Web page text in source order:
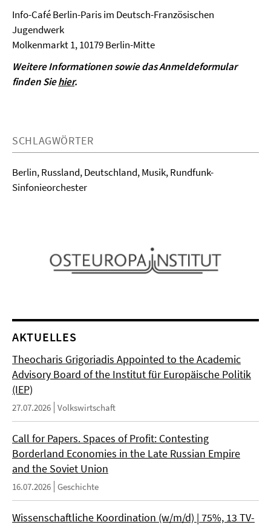
Info-Café Berlin-Paris im Deutsch-Französischen
Jugendwerk
Molkenmarkt 1, 10179 Berlin-Mitte
Weitere Informationen sowie das Anmeldeformular
finden Siehier.
SCHLAGWÖRTER
Berlin, Russland, Deutschland, Musik, Rundfunk-
Sinfonieorchester
AKTUELLES
Theocharis Grigoriadis Appointed to the Academic
Advisory Board of the Institut für Europäische Politik
(IEP)
27.07.2026 Volkswirtschaft
Call for Papers. Spaces of Profit: Contesting
Borderland Economies in the Late Russian Empire
and the Soviet Union
16.07.2026 Geschichte
Wissenschaftliche Koordination (w/m/d) | 75%, 13 TV-